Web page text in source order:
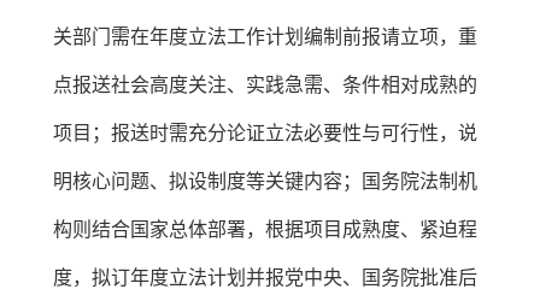
关部门需在年度立法工作计划编制前报请立项，重
点报送社会高度关注、实践急需、条件相对成熟的
项目；报送时需充分论证立法必要性与可行性，说
明核心问题、拟设制度等关键内容；国务院法制机
构则结合国家总体部署，根据项目成熟度、紧迫程
度，拟订年度立法计划并报党中央、国务院批准后